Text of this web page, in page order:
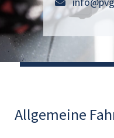
Allgemeine